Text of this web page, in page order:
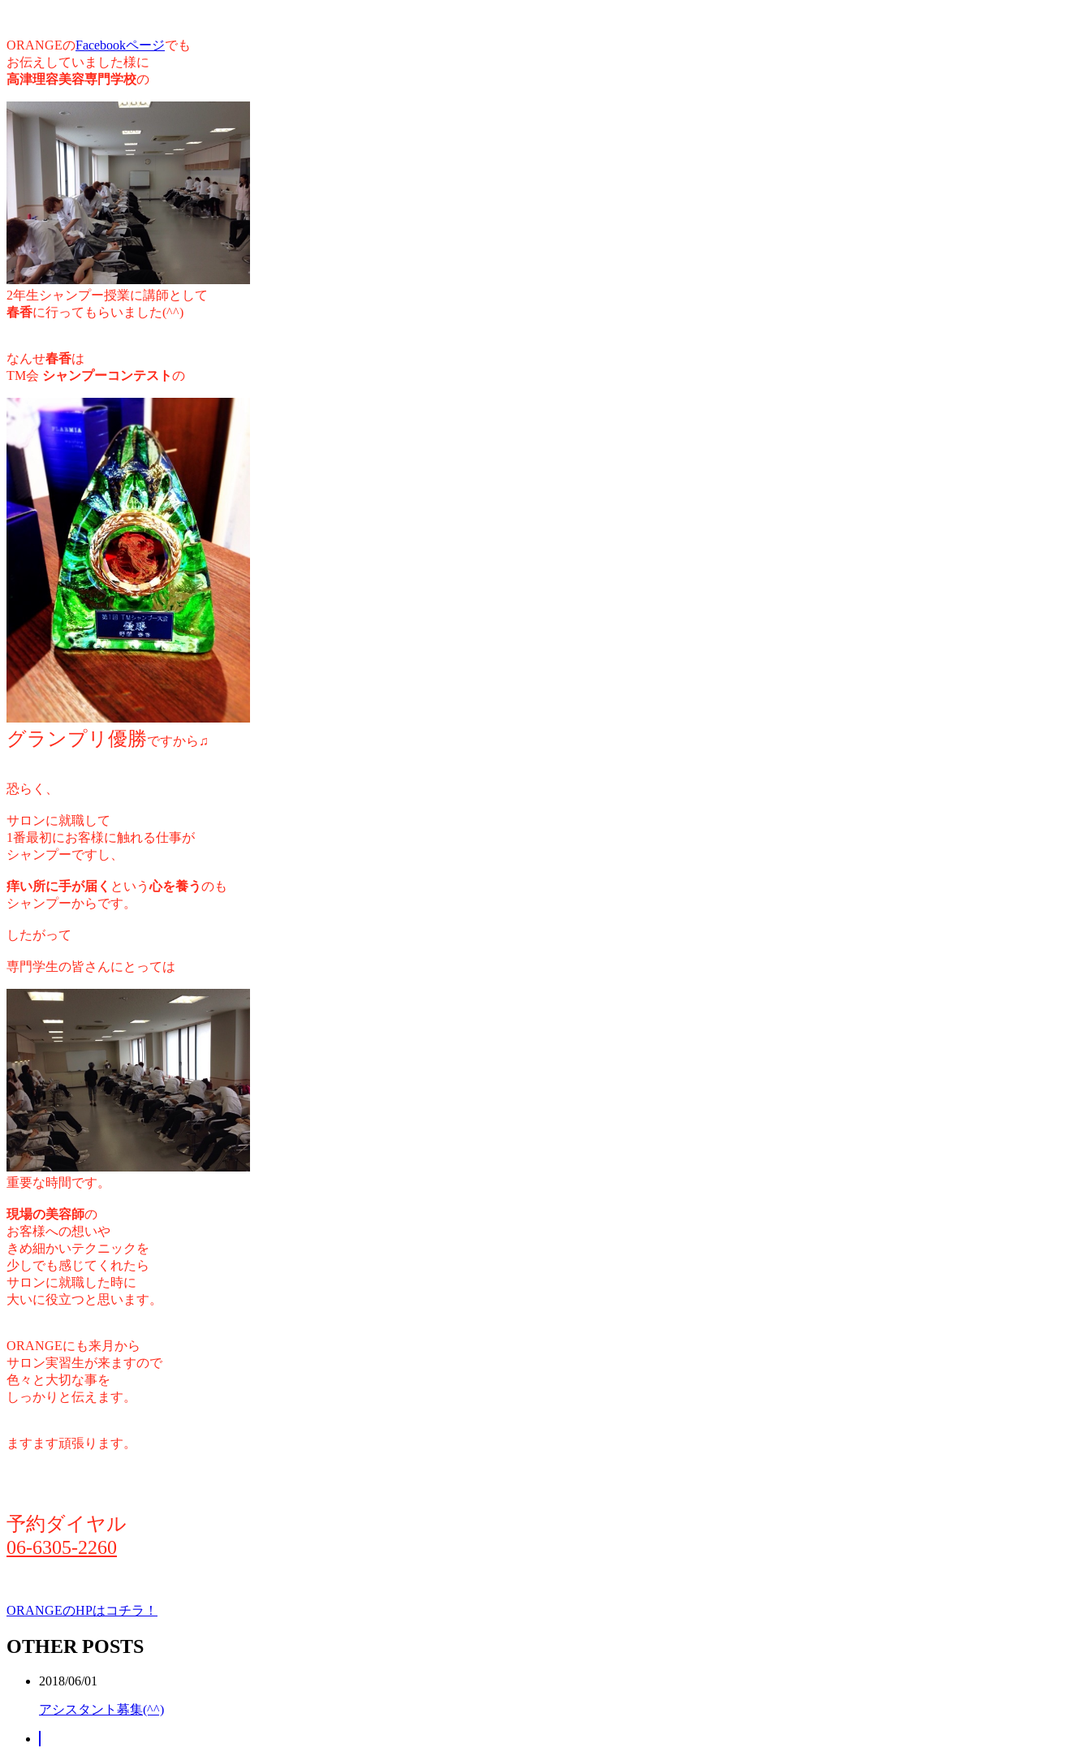
ORANGEのFacebookページでも
お伝えしていました様に
高津理容美容専門学校の
2年生シャンプー授業に講師として
春香に行ってもらいました(^^)
なんせ春香は
TM会 シャンプーコンテストの
グランプリ優勝ですから♫
恐らく、
サロンに就職して
1番最初にお客様に触れる仕事が
シャンプーですし、
痒い所に手が届く という心を養うのも
シャンプーからです。
したがって
専門学生の皆さんにとっては
重要な時間です。
現場の美容師の
お客様への想いや
きめ細かいテクニックを
少しでも感じてくれたら
サロンに就職した時に
大いに役立つと 思います。
ORANGEにも来月から
サロン実習生が来ますので
色々と大切な事を
しっかりと伝えます。
ますます頑張ります。
予約ダイヤル
06-6305-2260
ORANGEのHPはコチラ！
OTHER POSTS
2018/06/01
アシスタント募集(^^)